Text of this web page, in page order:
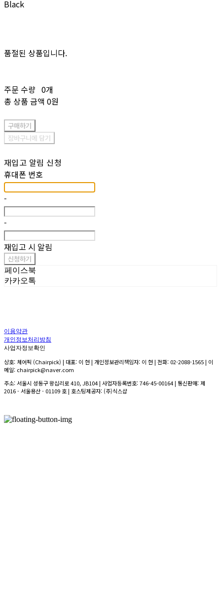
Black
품절된 상품입니다.
주문 수량 0개
총 상품 금액 0원
구매하기
장바구니에 담기
재입고 알림 신청
휴대폰 번호
-
-
재입고 시 알림
신청하기
페이스북
카카오톡
이용약관
개인정보처리방침
사업자정보확인
상호: 체어픽 (Chairpick) | 대표: 이 현 | 개인정보관리책임자: 이 현 | 전화: 02-2088-1565 | 이
메일: chairpick@naver.com
주소: 서울시 성동구 왕십리로 410, JB104 | 사업자등록번호:746-45-00164| 통신판매:제
2016 - 서울용산 - 01109 호| 호스팅제공자: (주)식스샵